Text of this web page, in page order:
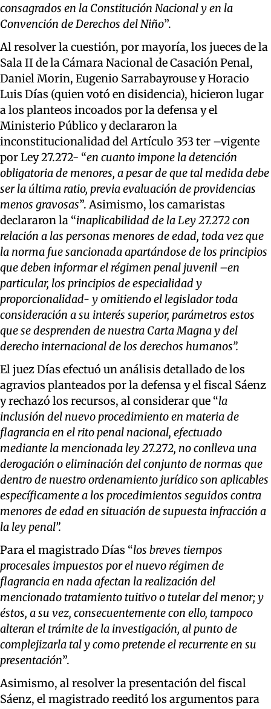
consagrados en la Constitución Nacional y en la
Convención de Derechos del Niño”.
Al resolver la cuestión, por mayoría, los jueces de la
Sala II de la Cámara Nacional de Casación Penal,
Daniel Morin, Eugenio Sarrabayrouse y Horacio
Luis Días (quien votó en disidencia), hicieron lugar
a los planteos incoados por la defensa y el
Ministerio Público y declararon la
inconstitucionalidad del Artículo 353 ter –vigente
por Ley 27.272- “en cuanto impone la detención
obligatoria de menores, a pesar de que tal medida debe
ser la última ratio, previa evaluación de providencias
menos gravosas”. Asimismo, los camaristas
declararon la “inaplicabilidad de la Ley 27.272 con
relación a las personas menores de edad, toda vez que
la norma fue sancionada apartándose de los principios
que deben informar el régimen penal juvenil –en
particular, los principios de especialidad y
proporcionalidad- y omitiendo el legislador toda
consideración a su interés superior, parámetros estos
que se desprenden de nuestra Carta Magna y del
derecho internacional de los derechos humanos”.
El juez Días efectuó un análisis detallado de los
agravios planteados por la defensa y el fiscal Sáenz
y rechazó los recursos, al considerar que “la
inclusión del nuevo procedimiento en materia de
flagrancia en el rito penal nacional, efectuado
mediante la mencionada ley 27.272, no conlleva una
derogación o eliminación del conjunto de normas que
dentro de nuestro ordenamiento jurídico son aplicables
específicamente a los procedimientos seguidos contra
menores de edad en situación de supuesta infracción a
la ley penal”.
Para el magistrado Días “los breves tiempos
procesales impuestos por el nuevo régimen de
flagrancia en nada afectan la realización del
mencionado tratamiento tuitivo o tutelar del menor; y
éstos, a su vez, consecuentemente con ello, tampoco
alteran el trámite de la investigación, al punto de
complejizarla tal y como pretende el recurrente en su
presentación”.
Asimismo, al resolver la presentación del fiscal
Sáenz, el magistrado reeditó los argumentos para